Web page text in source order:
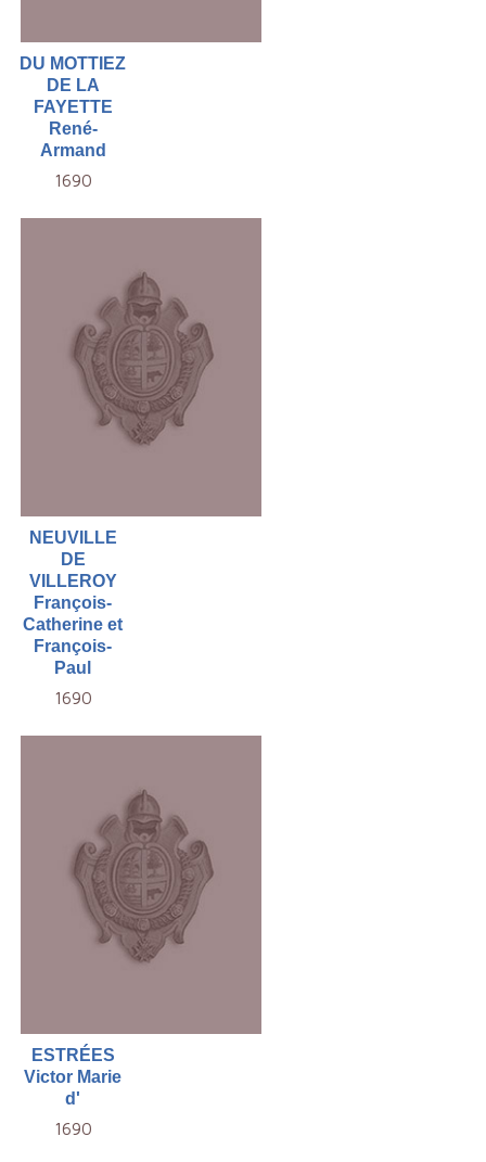
DU MOTTIEZ
DE LA
FAYETTE
René-
Armand
1690
NEUVILLE
DE
VILLEROY
François-
Catherine et
François-
Paul
1690
ESTRÉES
Victor Marie
d'
1690